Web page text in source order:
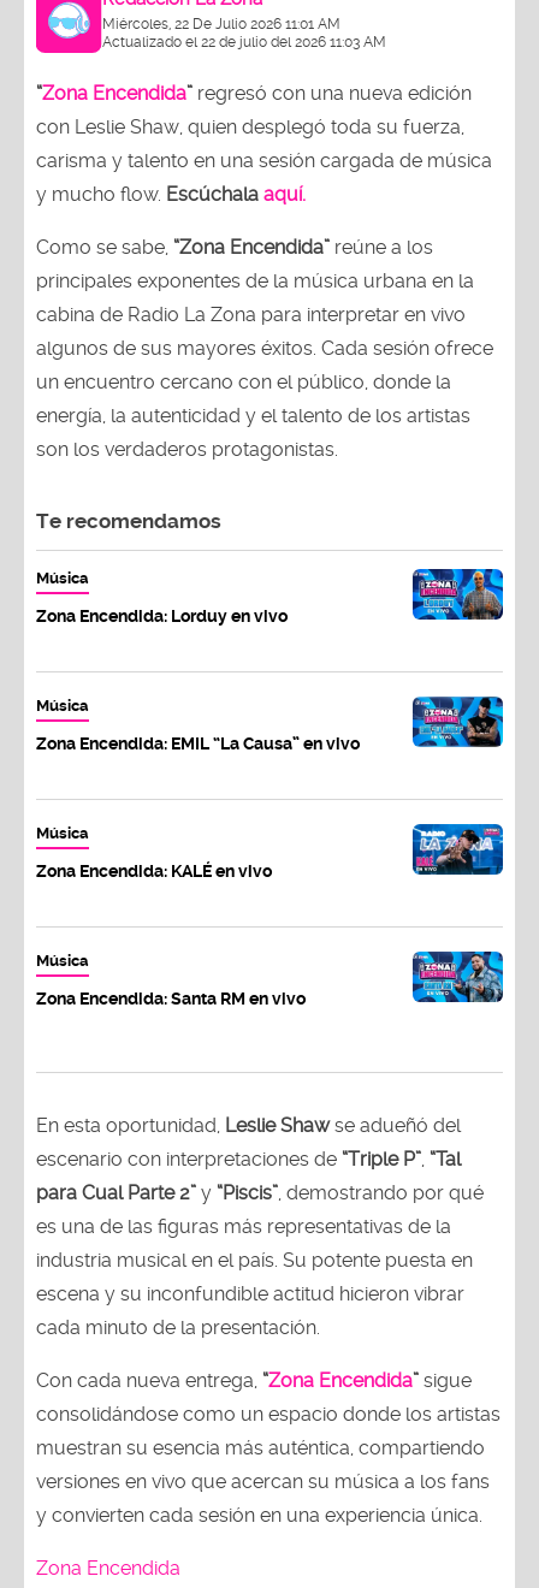
Miércoles, 22 De Julio 2026 11:01 AM
Actualizado el 22 de julio del 2026 11:03 AM
“Zona Encendida” regresó con una nueva edición
con Leslie Shaw, quien desplegó toda su fuerza,
carisma y talento en una sesión cargada de música
y mucho flow. Escúchala aquí.
Como se sabe, “Zona Encendida” reúne a los
principales exponentes de la música urbana en la
cabina de Radio La Zona para interpretar en vivo
algunos de sus mayores éxitos. Cada sesión ofrece
un encuentro cercano con el público, donde la
energía, la autenticidad y el talento de los artistas
son los verdaderos protagonistas.
Te recomendamos
Música
Zona Encendida: Lorduy en vivo
Música
Zona Encendida: EMIL “La Causa” en vivo
Música
Zona Encendida: KALÉ en vivo
Música
Zona Encendida: Santa RM en vivo
En esta oportunidad, Leslie Shawse adueñó del
escenario con interpretaciones de “Triple P”, “Tal
para Cual Parte 2” y “Piscis”, demostrando por qué
es una de las figuras más representativas de la
industria musical en el país. Su potente puesta en
escena y su inconfundible actitud hicieron vibrar
cada minuto de la presentación.
Con cada nueva entrega, “Zona Encendida” sigue
consolidándose como un espacio donde los artistas
muestran su esencia más auténtica, compartiendo
versiones en vivo que acercan su música a los fans
y convierten cada sesión en una experiencia única.
Zona Encendida